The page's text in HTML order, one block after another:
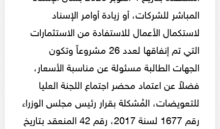
المباشر للشركات، أو زيادة أوامر الإسناد
لاستكمال الأعمال للاستفادة من الاستثمارات
التي تم إنفاقها لعدد 26 مشروعاً وتكون
الجهات الطالبة مسئولة عن مناسبة الأسعار،
فضلاً عن اعتماد محضر اجتماع اللجنة العليا
للتعويضات، المُشكلة بقرار رئيس مجلس الوزراء
رقم 1677 لسنة 2017، رقم 42 المنعقد بتاريخ